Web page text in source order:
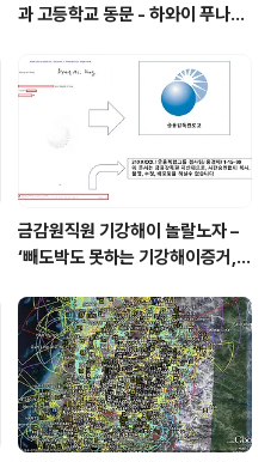
과 고등학교 동문 - 하와이 푸나호
금감원직원 기강해이 놀랄노자 –
‘빼도박도 못하는 기강해이증거,
가상화폐사기 연방 법원 소송장 보
니 금감원 컴퓨터서 출력 – 개인 소
송장에 ‘금감..